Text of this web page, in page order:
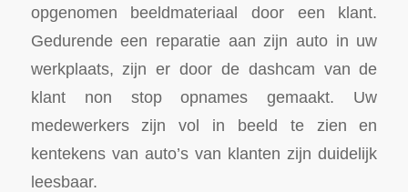
opgenomen beeldmateriaal door een klant.
Gedurende een reparatie aan zijn auto in uw
werkplaats, zijn er door de dashcam van de
klant non stop opnames gemaakt. Uw
medewerkers zijn vol in beeld te zien en
kentekens van auto’s van klanten zijn duidelijk
leesbaar.